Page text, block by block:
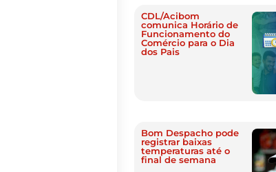
CDL/Acibom
comunica Horário de
Funcionamento do
Comércio para o Dia
dos Pais
Bom Despacho pode
registrar baixas
temperaturas até o
final de semana